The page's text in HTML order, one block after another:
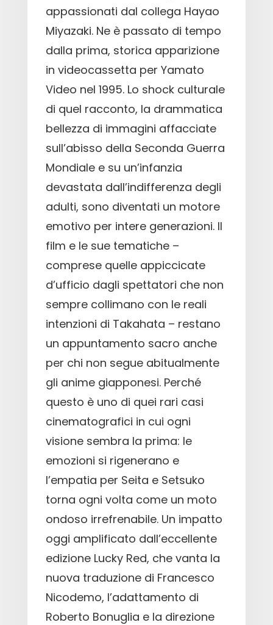
appassionati dal collega Hayao
Miyazaki. Ne è passato di tempo
dalla prima, storica apparizione
in videocassetta per Yamato
Video nel 1995. Lo shock culturale
di quel racconto, la drammatica
bellezza di immagini affacciate
sull’abisso della Seconda Guerra
Mondiale e su un’infanzia
devastata dall’indifferenza degli
adulti, sono diventati un motore
emotivo per intere generazioni. Il
film e le sue tematiche –
comprese quelle appiccicate
d’ufficio dagli spettatori che non
sempre collimano con le reali
intenzioni di Takahata – restano
un appuntamento sacro anche
per chi non segue abitualmente
gli anime giapponesi. Perché
questo è uno di quei rari casi
cinematografici in cui ogni
visione sembra la prima: le
emozioni si rigenerano e
l’empatia per Seita e Setsuko
torna ogni volta come un moto
ondoso irrefrenabile. Un impatto
oggi amplificato dall’eccellente
edizione Lucky Red, che vanta la
nuova traduzione di Francesco
Nicodemo, l’adattamento di
Roberto Bonuglia e la direzione